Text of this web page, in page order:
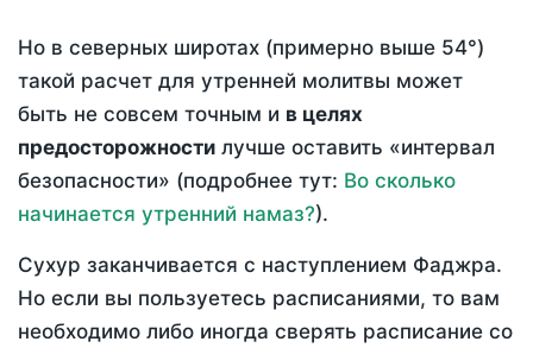
Но в северных широтах (примерно выше 54°)
такой расчет для утренней молитвы может
быть не совсем точным и в целях
предосторожности лучше оставить «интервал
безопасности» (подробнее тут: Во сколько
начинается утренний намаз?).
Сухур заканчивается с наступлением Фаджра.
Но если вы пользуетесь расписаниями, то вам
необходимо либо иногда сверять расписание со